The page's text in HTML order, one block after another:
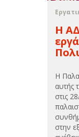
Η
Η
αυτής
στις
στην